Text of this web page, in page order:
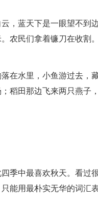
，蓝天下是一眼望不到
农民们拿着镰刀在收割
在水里，小鱼游过去，
稻田那边飞来两只燕子
季中最喜欢秋天。看过
能用最朴实无华的词汇